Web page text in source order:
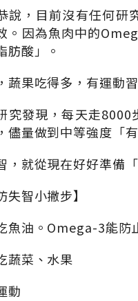
說，目前沒有任何研
。因為魚肉中的
肪酸」。
蔬果吃得多，有運動
究發現，每天走
儘量做到中等強度「
，就從現在好好準備
失智小撇步】
油。Omega-3能防
蔬菜、水果
動